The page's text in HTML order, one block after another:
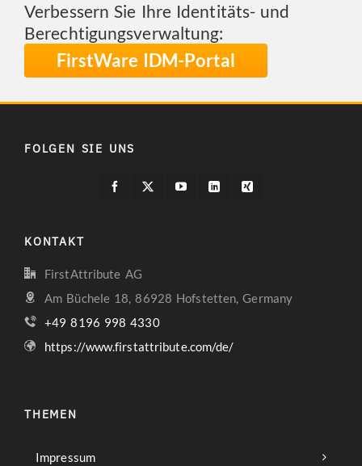
Verbessern Sie Ihre Identitäts- und
Berechtigungsverwaltung:
FirstWare IDM-Portal
FOLGEN SIE UNS
KONTAKT
FirstAttribute AG
Am Büchele 18, 86928 Hofstetten, Germany
+49 8196 998 4330
https://www.firstattribute.com/de/
THEMEN
Impressum